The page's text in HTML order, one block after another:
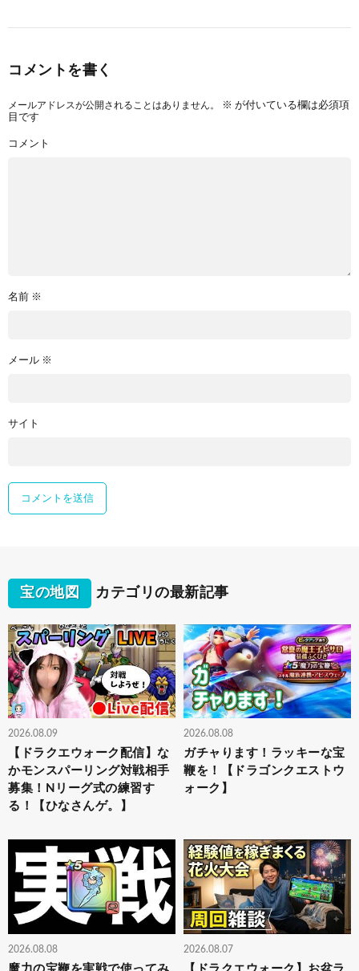
コメントを書く
メールアドレスが公開されることはありません。 ※ が付いている欄は必須項
目です
コメント
名前 ※
メール ※
サイト
宝の地図 カテゴリの最新記事
2026.08.09
【ドラクエウォーク配信】な
かモンスパーリング対戦相手
募集！Nリーグ式の練習す
る！【ひなさんゲ。】
2026.08.08
ガチャります！ラッキーな宝
鞭を！【ドラゴンクエストウ
ォーク】
2026.08.08 2026.08.07